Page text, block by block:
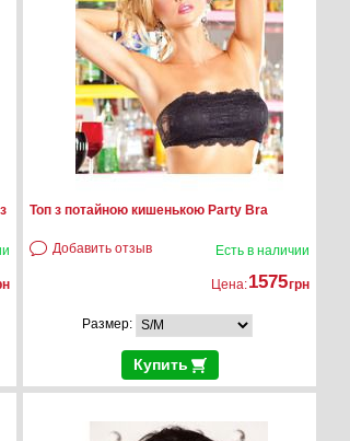
Топ з потайною кишенькою Party Bra
Добавить отзыв Есть в наличии
Цена:1575грн
Размер:
Купить